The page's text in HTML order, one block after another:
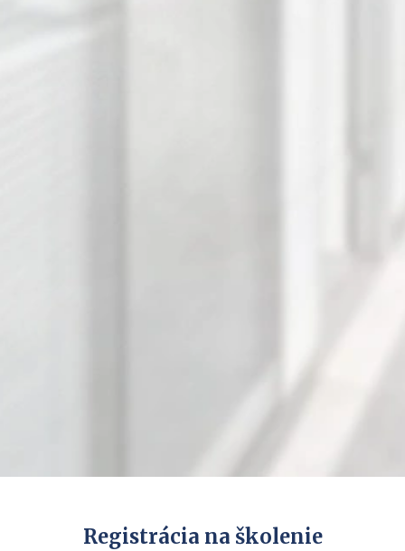
Registrácia na školenie